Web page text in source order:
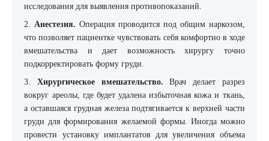
исследования для выявления противопоказаний.
2. Анестезия.Операция проводится под общим наркозом,
что позволяет пациентке чувствовать себя комфортно в ходе
вмешательства и дает возможность хирургу точно
подкорректировать форму груди.
3.Хирургическое вмешательство.Врач делает разрез
вокруг ареолы, где будет удалена избыточная кожа и ткань,
а оставшаяся грудная железа подтягивается к верхней части
груди для формирования желаемой формы. Иногда можно
провести установку имплантатов для увеличения объема